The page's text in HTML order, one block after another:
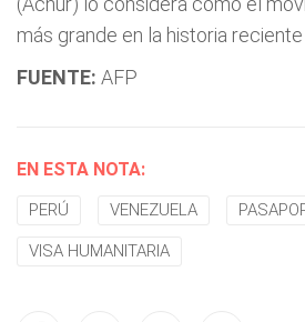
más grande en la historia
FUENTE: AFP
EN ESTA NOTA:
PERÚ VENEZUELA
VISA HUMANITARIA